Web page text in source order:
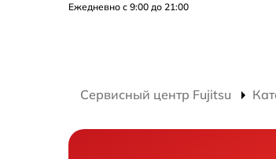
Ежедневно с 9:00 до 21:00
Сервисный центр Fujitsu